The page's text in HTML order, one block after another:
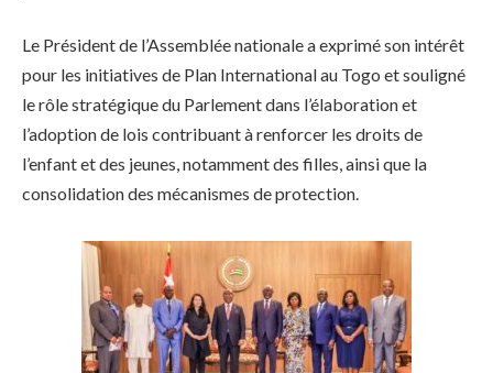
Le Président de l’Assemblée nationale a exprimé son intérêt
pour les initiatives de Plan International au Togo et souligné
le rôle stratégique du Parlement dans l’élaboration et
l’adoption de lois contribuant à renforcer les droits de
l’enfant et des jeunes, notamment des filles, ainsi que la
consolidation des mécanismes de protection.